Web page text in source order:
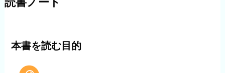
読書ノート
本書を読む目的